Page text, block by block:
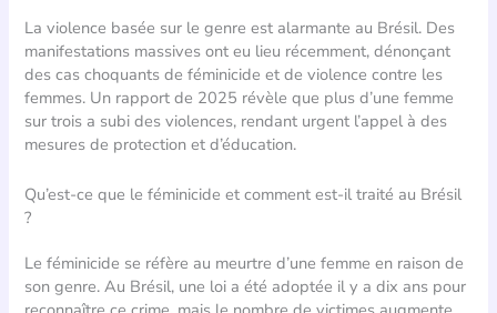
La violence basée sur le genre est alarmante au Brésil. Des
manifestations massives ont eu lieu récemment, dénonçant
des cas choquants de féminicide et de violence contre les
femmes. Un rapport de 2025 révèle que plus d’une femme
sur trois a subi des violences, rendant urgent l’appel à des
mesures de protection et d’éducation.
Qu’est-ce que le féminicide et comment est-il traité au Brésil
?
Le féminicide se réfère au meurtre d’une femme en raison de
son genre. Au Brésil, une loi a été adoptée il y a dix ans pour